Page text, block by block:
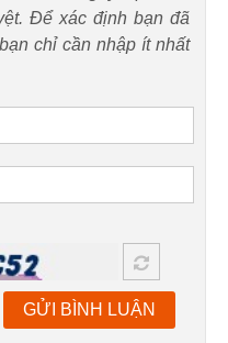
Để xác định bạn đã
chỉ cần nhập ít nhất
GỬI BÌNH LUẬN